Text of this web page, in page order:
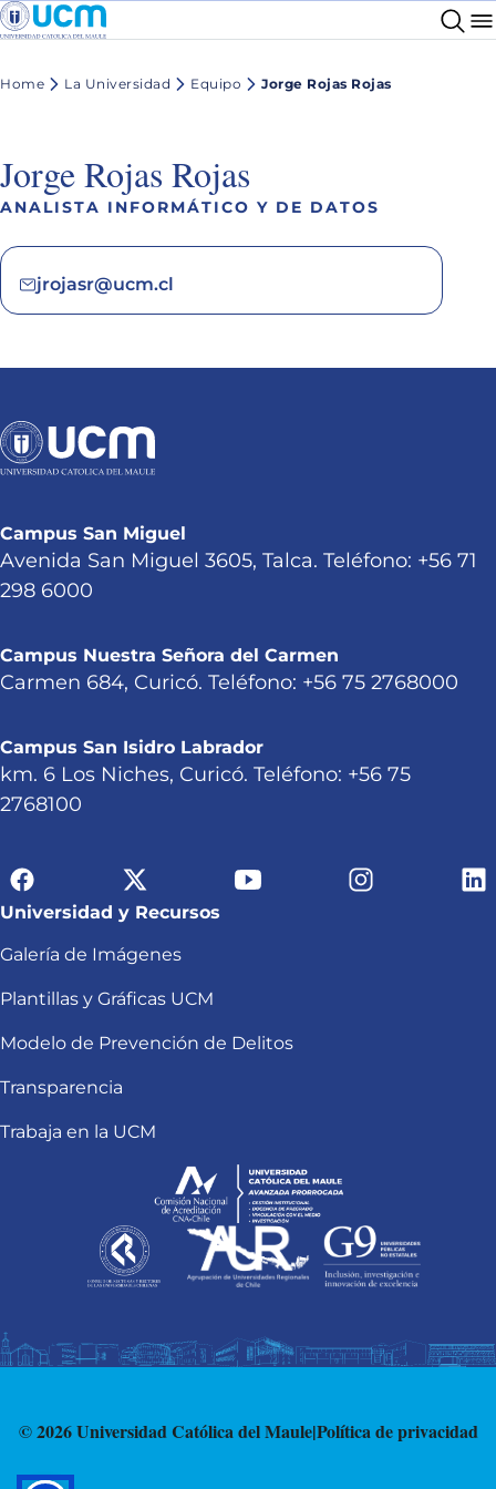
Home La Universidad Equipo Jorge Rojas Rojas
Jorge Rojas Rojas
ANALISTA INFORMÁTICO Y DE DATOS
jrojasr@ucm.cl
Campus San Miguel
Avenida San Miguel 3605, Talca. Teléfono: +56 71
298 6000
Campus Nuestra Señora del Carmen
Carmen 684, Curicó. Teléfono: +56 75 2768000
Campus San Isidro Labrador
km. 6 Los Niches, Curicó. Teléfono: +56 75
2768100
Universidad y Recursos
Galería de Imágenes
Plantillas y Gráficas UCM
Modelo de Prevención de Delitos
Transparencia
Trabaja en la UCM
© 2026 Universidad Católica del Maule|Política de privacidad